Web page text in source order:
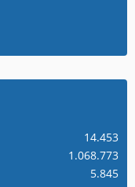
14.453
1.068.773
5.845